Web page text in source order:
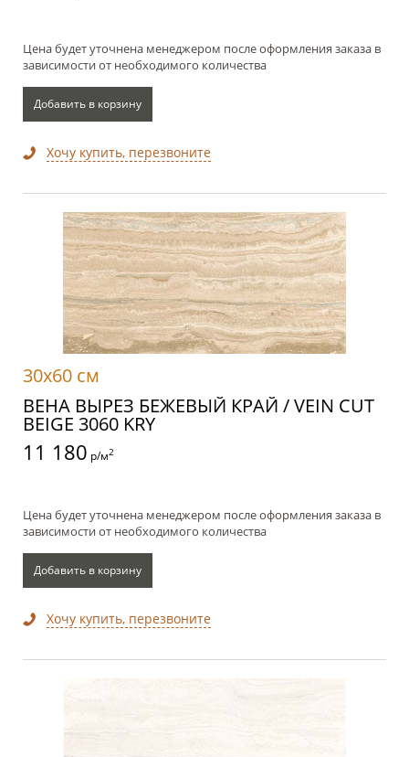
Цена будет уточнена менеджером после оформления заказа в
зависимости от необходимого количества
Добавить в корзину
Хочу купить, перезвоните
30x60 см
ВЕНА ВЫРЕЗ БЕЖЕВЫЙ КРАЙ / VEIN CUT
BEIGE 3060 KRY
11 180 р/м2
Цена будет уточнена менеджером после оформления заказа в
зависимости от необходимого количества
Добавить в корзину
Хочу купить, перезвоните